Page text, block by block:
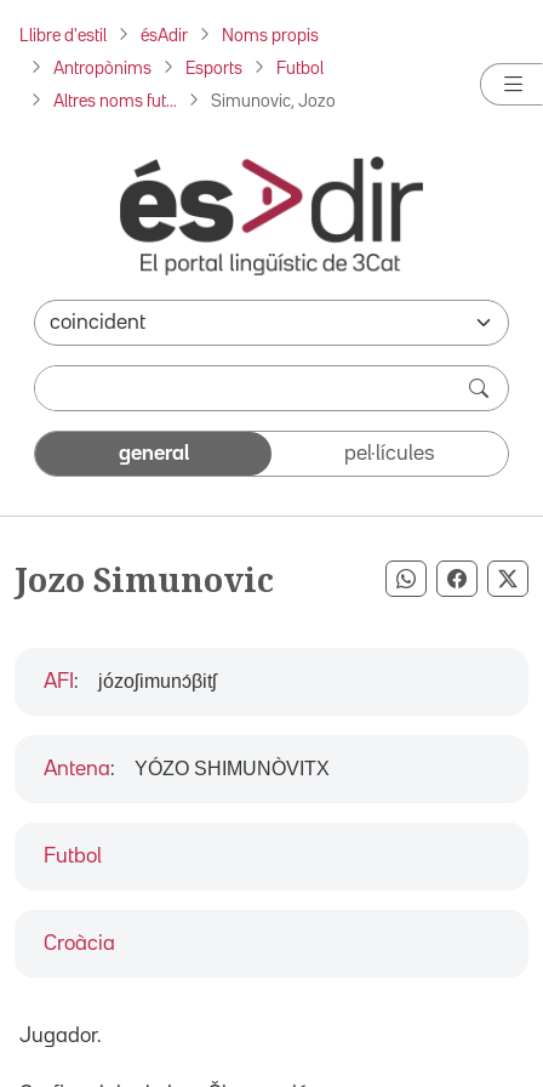
Llibre d'estil ésAdir Noms propis
Antropònims Esports Futbol
Altres noms fut... Simunovic, Jozo
general pel·lícules
Jozo Simunovic Compartir
Futbol
Croàcia
AFI : józoʃimunɔ́βitʃ
Antena: YÓZO SHIMUNÒVITX
Jugador.